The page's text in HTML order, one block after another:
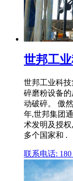
世邦工
世邦工业科
碎磨粉设备
动破碎。 傲
年,世邦集团
术发明及授
多个国家和 .
联系电话: 180